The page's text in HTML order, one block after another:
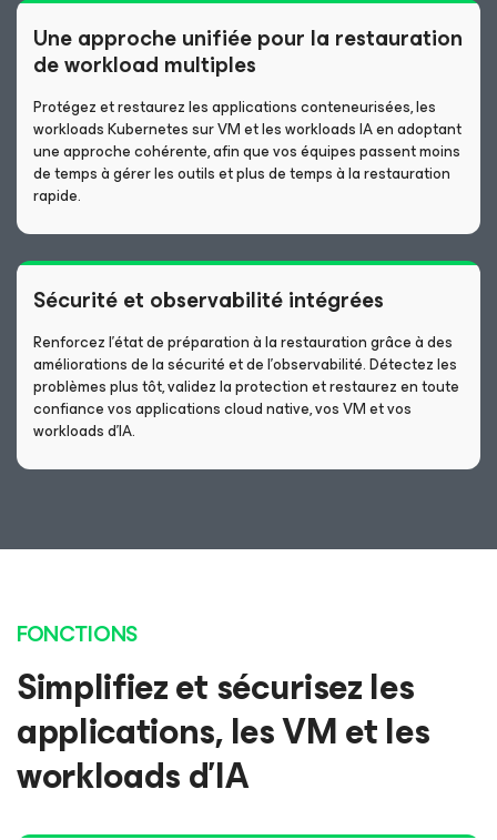
Une approche unifiée pour la restauration
de workload multiples
Protégez et restaurez les applications conteneurisées, les
workloads Kubernetes sur VM et les workloads IA en adoptant
une approche cohérente, afin que vos équipes passent moins
de temps à gérer les outils et plus de temps à la restauration
rapide.
Sécurité et observabilité intégrées
Renforcez l’état de préparation à la restauration grâce à des
améliorations de la sécurité et de l’observabilité. Détectez les
problèmes plus tôt, validez la protection et restaurez en toute
confiance vos applications cloud native, vos VM et vos
workloads d’IA.
FONCTIONS
Simplifiez et sécurisez les
applications, les VM et les
workloads d’IA